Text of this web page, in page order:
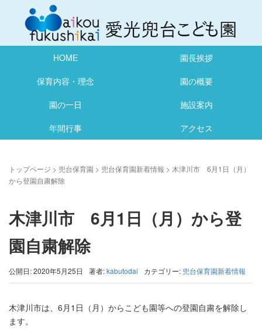
HOME
園長挨拶
保育内容・理念
園の概要
園の一日
施設案内
年間行事
アクセス
トップページ > 兜台保育園 > 兜台保育園新着情報 > 木津川市 6月1日（月）
から登園自粛解除
木津川市 6月1日（月）から登
園自粛解除
公開日: 2020年5月25日 著者:kabutodai カテゴリー: 兜台保育園新着情報
木津川市は、6月1日（月）からこども園等への登園自粛を解除し
ます。